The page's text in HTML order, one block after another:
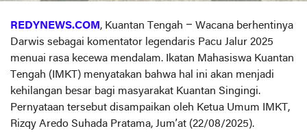
REDYNEWS.COM , Kuantan Tengah – Wacana berhentinya
Darwis sebagai komentator legendaris Pacu Jalur 2025
menuai rasa kecewa mendalam. Ikatan Mahasiswa Kuantan
Tengah (IMKT) menyatakan bahwa hal ini akan menjadi
kehilangan besar bagi masyarakat Kuantan Singingi.
Pernyataan tersebut disampaikan oleh Ketua Umum IMKT,
Rizqy Aredo Suhada Pratama, Jum’at (22/08/2025).